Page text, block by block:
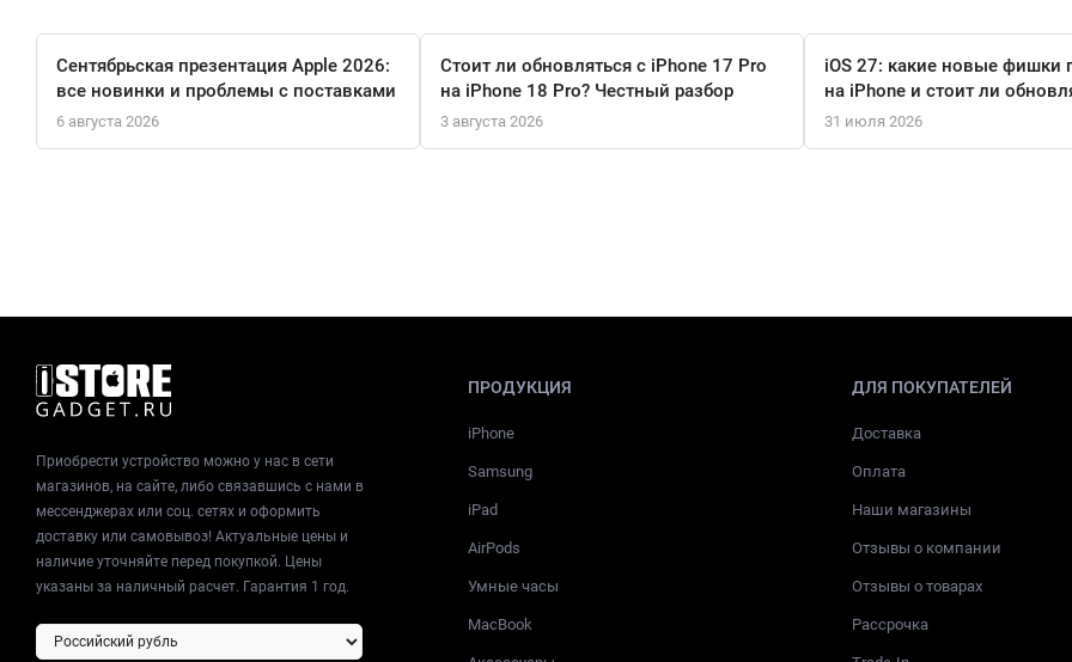
Сентябрьская презентация Apple 2026:
все новинки и проблемы с поставками
6 августа 2026
Стоит ли обновляться с iPhone 17 Pro
на iPhone 18 Pro? Честный разбор
3 августа 2026
iOS 27: какие новые фишки
на iPhone и стоит ли
31 июля 2026
Приобрести устройство можно у нас в сети
магазинов, на сайте, либо связавшись с нами в
мессенджерах или соц. сетях и оформить
доставку или самовывоз! Актуальные цены и
наличие уточняйте перед покупкой. Цены
указаны за наличный расчет. Гарантия 1 год.
ПРОДУКЦИЯ
iPhone
Samsung
iPad
AirPods
Умные часы
MacBook
ДЛЯ ПОКУПАТЕЛЕЙ
Доставка
Оплата
Наши магазины
Отзывы о компании
Отзывы о товарах
Рассрочка